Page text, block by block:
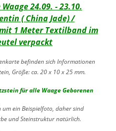
24.09. - 23.10.
( China Jade) /
1 Meter Textilband im
verpackt
befinden sich Informationen
Größe: ca. 20 x 10 x 25 mm.
für alle Waage Geborenen
um ein Beispielfoto, daher sind
und Steinstruktur natürlich.